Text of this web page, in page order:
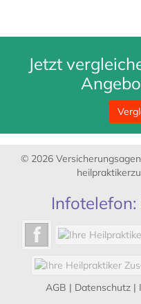
Jetzt
© 2026
AGB | Datenschutz |